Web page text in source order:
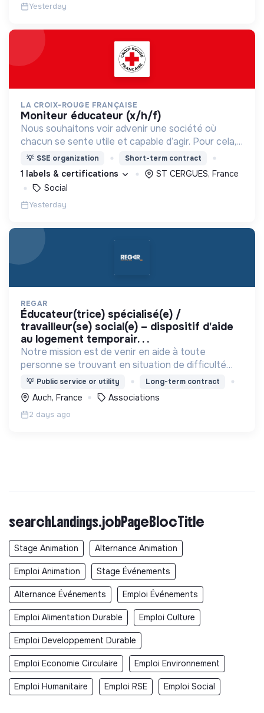
Yesterday
LA CROIX-ROUGE FRANÇAISE
moniteur éducateur (x/h/f)
Nous souhaitons voir advenir une société où
chacun se sente utile et capable d’agir. Pour cela,
nous proposons des moyens et des lieux
d’engagement innovants et adaptés à tous.
💡 SSE organization Short-term contract
1 labels & certifications
ST CERGUES, France
Social
Yesterday
REGAR
éducateur(trice) spécialisé(e) /
travailleur(se) social(e) – dispositif d'aide
au logement temporair. . .
Notre mission est de venir en aide à toute
personne se trouvant en situation de difficulté
matérielle, en détresse psychique et plus
généralement en situation d’exclusion sociale ou
professionnelle.
💡 Public service or utility Long-term contract
Auch, France Associations
2 days ago
searchLandings.jobPageBlocTitle
Stage Animation Alternance Animation
Emploi Animation Stage Événements
Alternance Événements Emploi Événements
Emploi Alimentation Durable Emploi Culture
Emploi Developpement Durable
Emploi Economie Circulaire Emploi Environnement
Emploi Humanitaire Emploi RSE Emploi Social